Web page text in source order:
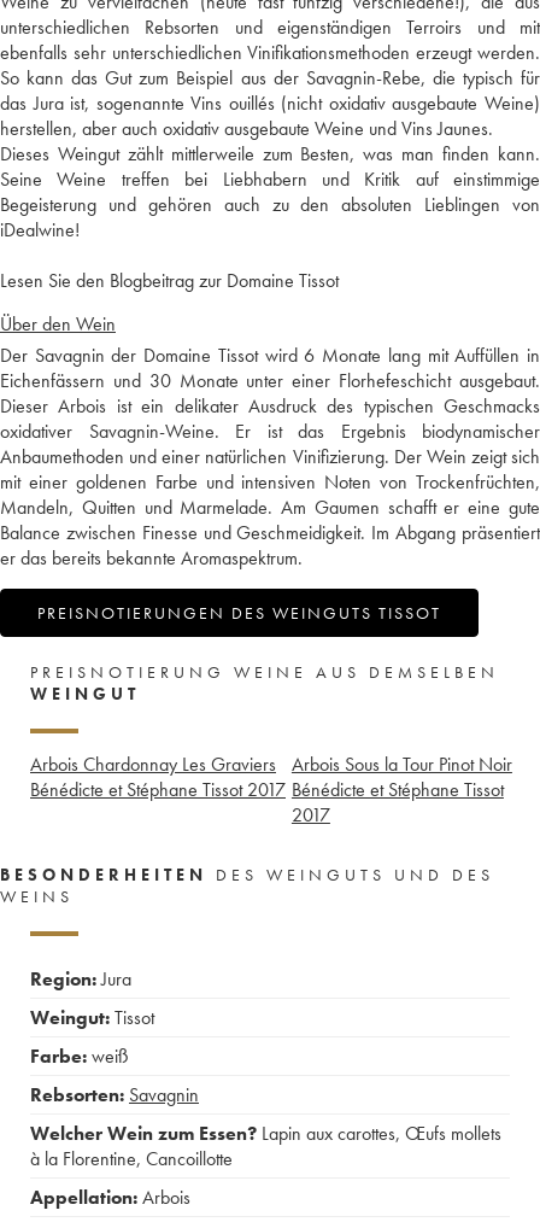
unterschiedlichen Rebsorten und eigenständigen Terroirs und mit
ebenfalls sehr unterschiedlichen Vinifikationsmethoden erzeugt werden.
So kann das Gut zum Beispiel aus der Savagnin-Rebe, die typisch für
das Jura ist, sogenannte Vins ouillés (nicht oxidativ ausgebaute Weine)
herstellen, aber auch oxidativ ausgebaute Weine und Vins Jaunes.
Dieses Weingut zählt mittlerweile zum Besten, was man finden kann.
Seine Weine treffen bei Liebhabern und Kritik auf einstimmige
Begeisterung und gehören auch zu den absoluten Lieblingen von
iDealwine!
Lesen Sie den Blogbeitrag zur Domaine Tissot
Über den Wein
Der Savagnin der Domaine Tissot wird 6 Monate lang mit Auffüllen in
Eichenfässern und 30 Monate unter einer Florhefeschicht ausgebaut.
Dieser Arbois ist ein delikater Ausdruck des typischen Geschmacks
oxidativer Savagnin-Weine. Er ist das Ergebnis biodynamischer
Anbaumethoden und einer natürlichen Vinifizierung. Der Wein zeigt sich
mit einer goldenen Farbe und intensiven Noten von Trockenfrüchten,
Mandeln, Quitten und Marmelade. Am Gaumen schafft er eine gute
Balance zwischen Finesse und Geschmeidigkeit. Im Abgang präsentiert
er das bereits bekannte Aromaspektrum.
PREISNOTIERUNGEN DES WEINGUTS TISSOT
PREISNOTIERUNG WEINE AUS DEMSELBEN
WEINGUT
Arbois Chardonnay Les Graviers
Bénédicte et Stéphane Tissot 2017
Arbois Sous la Tour Pinot Noir
Bénédicte et Stéphane Tissot
2017
BESONDERHEITEN
DES WEINGUTS UND DES
WEINS
Region:Jura
Weingut:Tissot
Farbe:weiß
Rebsorten: Savagnin
Welcher Wein zum Essen? Lapin aux carottes, Œufs mollets
à la Florentine, Cancoillotte
Appellation:Arbois